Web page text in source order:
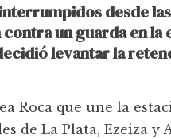
desde
un guarda en
levantar la
Roca que une la
de La Plata, Ezeiza